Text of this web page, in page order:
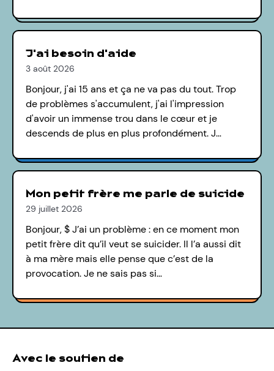
J'ai besoin d'aide
3 août 2026
Bonjour, j'ai 15 ans et ça ne va pas du tout. Trop
de problèmes s'accumulent, j'ai l'impression
d'avoir un immense trou dans le cœur et je
descends de plus en plus profondément. J…
Mon petit frère me parle de suicide
29 juillet 2026
Bonjour, $ J’ai un problème : en ce moment mon
petit frère dit qu’il veut se suicider. Il l’a aussi dit
à ma mère mais elle pense que c’est de la
provocation. Je ne sais pas si…
Avec le soutien de